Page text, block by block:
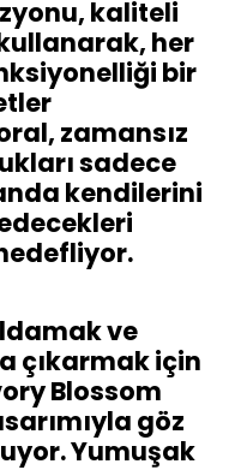
kaliteli
her
bir
zamansız
sadece
kendilerini
ve
çıkarmak için
Blossom
göz
Yumuşak